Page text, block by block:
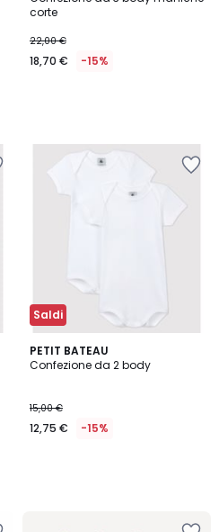
corte
22,00 €
18,70 € -15%
Saldi
PETIT BATEAU
Confezione da 2 body
15,00 €
12,75 € -15%